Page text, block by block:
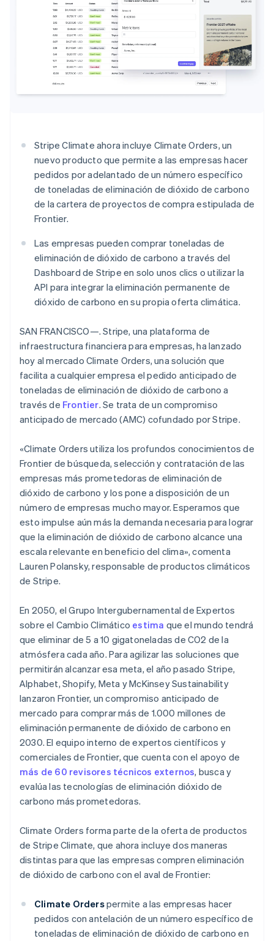
Radar
Prevención de fraude
Atlas
Constitución de una startup
Climate
Eliminación de dióxido de carbono
Sesiones de Stripe 2026
Descubre cómo Stripe construye la infraestructura
Mirar ahora
Ecosistema
Socios
Stripe App Marketplace
Stripe Climate ahora incluye Climate Orders, un
nuevo producto que permite a las empresas hacer
pedidos por adelantado de un número específico
de toneladas de eliminación de dióxido de carbono
de la cartera de proyectos de compra estipulada de
Frontier.
Las empresas pueden comprar toneladas de
eliminación de dióxido de carbono a través del
Dashboard de Stripe en solo unos clics o utilizar la
API para integrar la eliminación permanente de
dióxido de carbono en su propia oferta climática.
SAN FRANCISCO—. Stripe, una plataforma de
infraestructura financiera para empresas, ha lanzado
hoy al mercado Climate Orders, una solución que
facilita a cualquier empresa el pedido anticipado de
toneladas de eliminación de dióxido de carbono a
través de Frontier. Se trata de un compromiso
anticipado de mercado (AMC) cofundado por Stripe.
«Climate Orders utiliza los profundos conocimientos de
Frontier de búsqueda, selección y contratación de las
empresas más prometedoras de eliminación de
dióxido de carbono y los pone a disposición de un
número de empresas mucho mayor. Esperamos que
esto impulse aún más la demanda necesaria para lograr
que la eliminación de dióxido de carbono alcance una
escala relevante en beneficio del clima», comenta
Lauren Polansky, responsable de productos climáticos
de Stripe.
En 2050, el Grupo Intergubernamental de Expertos
sobre el Cambio Climático estima que el mundo tendrá
que eliminar de 5 a 10 gigatoneladas de CO2 de la
atmósfera cada año. Para agilizar las soluciones que
permitirán alcanzar esa meta, el año pasado Stripe,
Alphabet, Shopify, Meta y McKinsey Sustainability
lanzaron Frontier, un compromiso anticipado de
mercado para comprar más de 1.000 millones de
eliminación permanente de dióxido de carbono en
2030. El equipo interno de expertos científicos y
comerciales de Frontier, que cuenta con el apoyo de
más de 60 revisores técnicos externos, busca y
evalúa las tecnologías de eliminación dióxido de
carbono más prometedoras.
Climate Orders forma parte de la oferta de productos
de Stripe Climate, que ahora incluye dos maneras
distintas para que las empresas compren eliminación
de dióxido de carbono con el aval de Frontier:
Climate Orderspermite a las empresas hacer
pedidos con antelación de un número específico de
toneladas de eliminación de dióxido de carbono en